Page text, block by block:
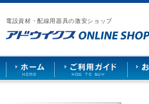
電設資材・配線用器具の激安ショップ
漏
電
ブ
レ
ー
カ
ー
や
照
ア
ウ
イ
ス
HOME
ご
用
ガ
ド
お
い
合
せ
仕
先
募